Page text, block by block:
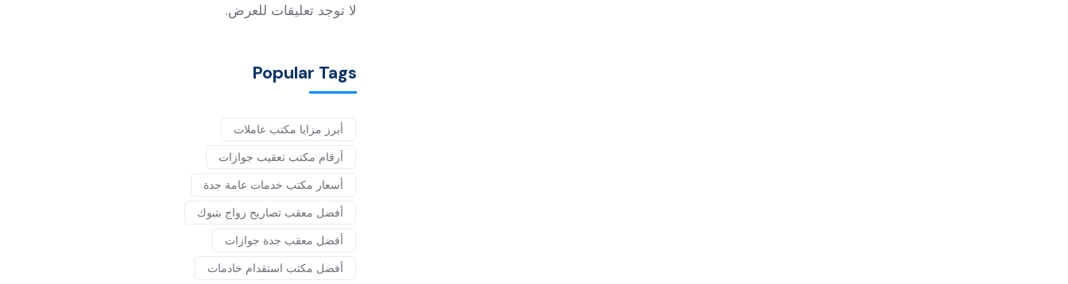
لا توجد تعليقات للعرض.
Popular Tags
أبرز مزايا مكتب عاملات
أرقام مكتب تعقيب جوازات
أسعار مكتب خدمات عامة جدة
أفضل معقب تصاريح زواج بتبوك
أفضل معقب جدة جوازات
أفضل مكتب استقدام خادمات